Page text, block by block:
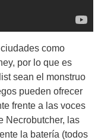
como
por lo que es
sean el monstruo
pueden ofrecer
frente a las voces
Necrobutcher, las
la batería (todos